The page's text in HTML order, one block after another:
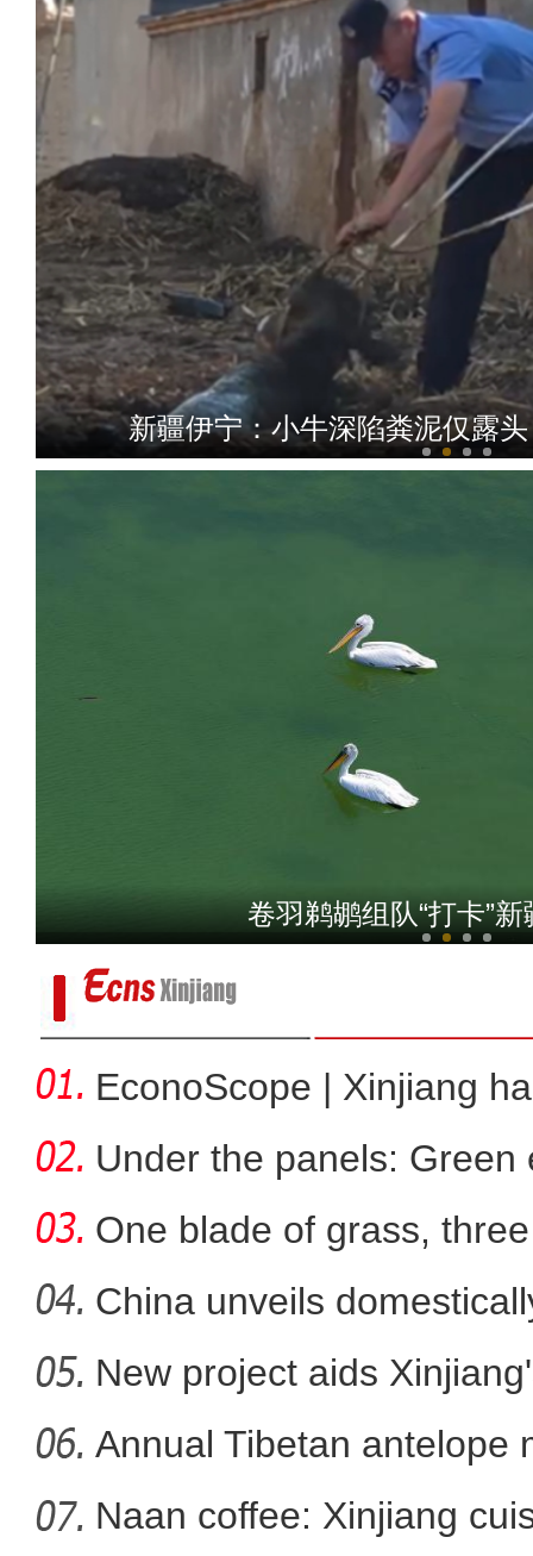
新疆伊宁：小牛深陷粪泥仅露
2026年环阿尔泰次区域国际
新疆乌恰：巡警执勤偶遇小粉丝
卷羽鹈鹕组队“打卡”
EconoScope | Xinjiang
energ
Under the panels: Green
more
One blade of grass,
China unveils
f
New project aids
Annual Tibetan antelope
Naan coffee: Xinjiang